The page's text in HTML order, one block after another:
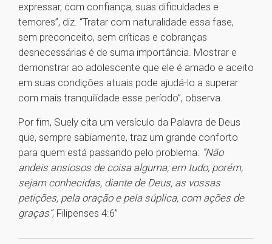
expressar, com confiança, suas dificuldades e
temores”, diz. “Tratar com naturalidade essa fase,
sem preconceito, sem críticas e cobranças
desnecessárias é de suma importância. Mostrar e
demonstrar ao adolescente que ele é amado e aceito
em suas condições atuais pode ajudá-lo a superar
com mais tranquilidade esse período”, observa.
Por fim, Suely cita um versículo da Palavra de Deus
que, sempre sabiamente, traz um grande conforto
para quem está passando pelo problema: “Não
andeis ansiosos de coisa alguma; em tudo, porém,
sejam conhecidas, diante de Deus, as vossas
petições, pela oração e pela súplica, com ações de
graças”, Filipenses 4:6”